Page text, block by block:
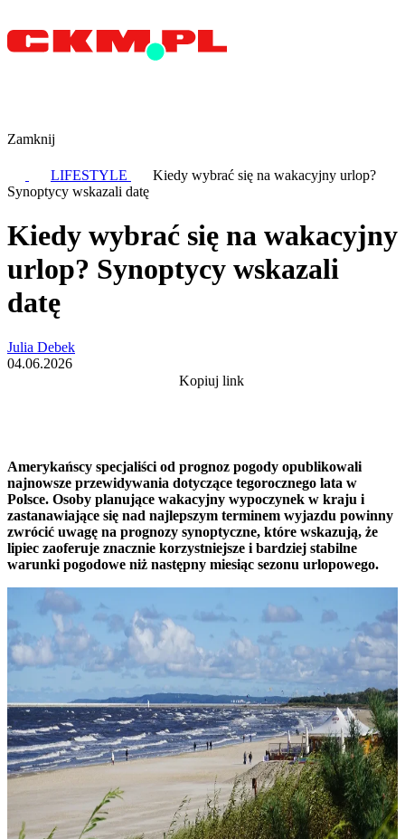
Zamknij
LIFESTYLE
Kiedy wybrać się na wakacyjny urlop?
Synoptycy wskazali datę
Kiedy wybrać się na wakacyjny
urlop? Synoptycy wskazali
datę
Julia Debek
04.06.2026
Kopiuj link
Amerykańscy specjaliści od prognoz pogody opublikowali
najnowsze przewidywania dotyczące tegorocznego lata w
Polsce. Osoby planujące wakacyjny wypoczynek w kraju i
zastanawiające się nad najlepszym terminem wyjazdu powinny
zwrócić uwagę na prognozy synoptyczne, które wskazują, że
lipiec zaoferuje znacznie korzystniejsze i bardziej stabilne
warunki pogodowe niż następny miesiąc sezonu urlopowego.